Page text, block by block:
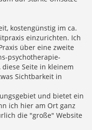
kostengünstig im ca.
einzurichten. Ich
über eine zweite
psychotherapie-
Seite in kleinem
Sichtbarkeit in
und bietet ein
ich hier am Ort ganz
die "große" Website